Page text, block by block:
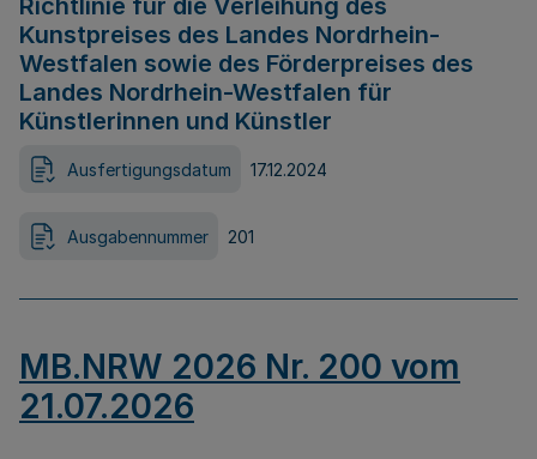
Richtlinie für die Verleihung des
Kunstpreises des Landes Nordrhein-
Westfalen sowie des Förderpreises des
Landes Nordrhein-Westfalen für
Künstlerinnen und Künstler
Ausfertigungsdatum 17.12.2024
Ausgabennummer 201
MB.NRW 2026 Nr. 200 vom
21.07.2026